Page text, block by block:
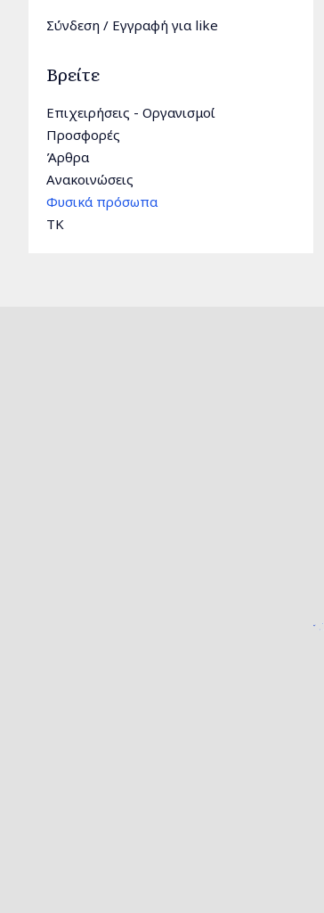
Σύνδεση / Εγγραφή για like
Βρείτε
Επιχειρήσεις - Οργανισμοί
Προσφορές
Άρθρα
Ανακοινώσεις
Φυσικά πρόσωπα
TK